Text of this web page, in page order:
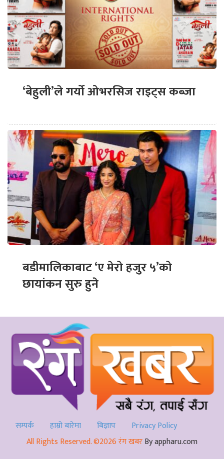
‘बेहुली’ले गर्यो ओभरसिज राइट्स कब्जा
बडीमालिकाबाट ‘ए मेरो हजुर ५’को
छायांकन सुरु हुने
सम्पर्क हाम्रो बारेमा बिज्ञाप
Privacy Policy
All Rights Reserved. ©2026 रंग खबरBy appharu.com